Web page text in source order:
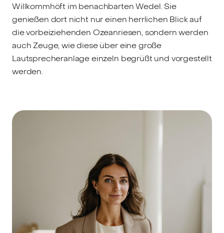
Willkommhöft im benachbarten Wedel. Sie
genießen dort nicht nur einen herrlichen Blick auf
die vorbeiziehenden Ozeanriesen, sondern werden
auch Zeuge, wie diese über eine große
Lautsprecheranlage einzeln begrüßt und vorgestellt
werden.